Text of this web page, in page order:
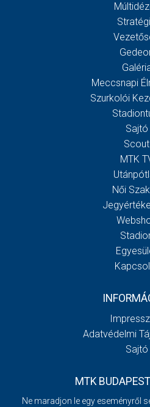
Meccsnapi
Szurkolói
Sajtó
Scout
MTK
Női
Adatvédelmi
Sajtó
MTK
Ne maradjon le egy eseményről